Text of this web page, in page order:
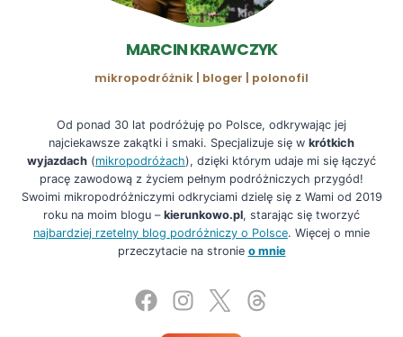
Zobacz te wnętrza na żywo w Wilkowyi [ZDJĘCIA]
jarocinska.pl,link, dostęp z dn. 01.02.2025,
MARCIN KRAWCZYK
mikropodróżnik | bloger | polonofil
Od ponad 30 lat podróżuję po Polsce, odkrywając jej
najciekawsze zakątki i smaki. Specjalizuje się w krótkich
wyjazdach (mikropodróżach), dzięki którym udaje mi się łączyć
pracę zawodową z życiem pełnym podróżniczych przygód!
Swoimi mikropodróżniczymi odkryciami dzielę się z Wami od 2019
roku na moim blogu – kierunkowo.pl, starając się tworzyć
najbardziej rzetelny blog podróżniczy o Polsce. Więcej o mnie
przeczytacie na stronie o mnie